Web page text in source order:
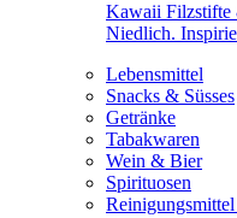
Kawaii Filzstifte
Niedlich.
Lebensmittel
Snacks & Süsses
Getränke
Tabakwaren
Wein & Bier
Spirituosen